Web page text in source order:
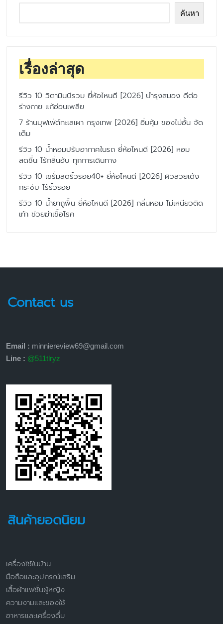
ค้นหา
เรื่องล่าสุด
รีวิว 10 วิตามินบีรวม ยี่ห้อไหนดี [2026] บำรุงสมอง ดีต่อ
ร่างกาย แก้อ่อนเพลีย
7 ร้านบุฟเฟ่ต์ทะเลเผา กรุงเทพ [2026] อิ่มคุ้ม ของไม่อั้น จัด
เต็ม
รีวิว 10 น้ำหอมปรับอากาศในรถ ยี่ห้อไหนดี [2026] หอม
สดชื่น ไร้กลิ่นอับ ทุกการเดินทาง
รีวิว 10 เซรั่มลดริ้วรอย40+ ยี่ห้อไหนดี [2026] ผิวสวยเด้ง
กระชับ ไร้ริ้วรอย
รีวิว 10 น้ำยาถูพื้น ยี่ห้อไหนดี [2026] กลิ่นหอม ไม่เหนียวติด
เท้า ช่วยฆ่าเชื้อโรค
Contact us
Email : minniereview69@gmail.com
Line : @511tlryz
สินค้ายอดนิยม
เครื่องใช้ในบ้าน
มือถือและอุปกรณ์เสริม
เสื้อผ้าแฟชั่นผู้หญิง
ความงามและของใช้
อาหารและเครื่องดื่ม